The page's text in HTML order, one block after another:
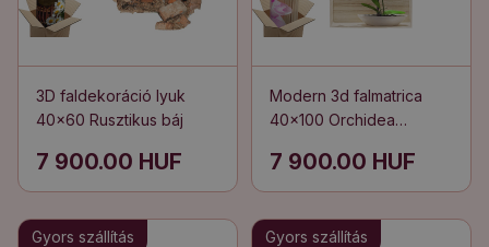
3D faldekoráció lyuk
40x60 Rusztikus báj
7 900.00 HUF
Modern 3d falmatrica
40x100 Orchidea
7 900.00 HUF
Gyors szállítás Gyors szállítás